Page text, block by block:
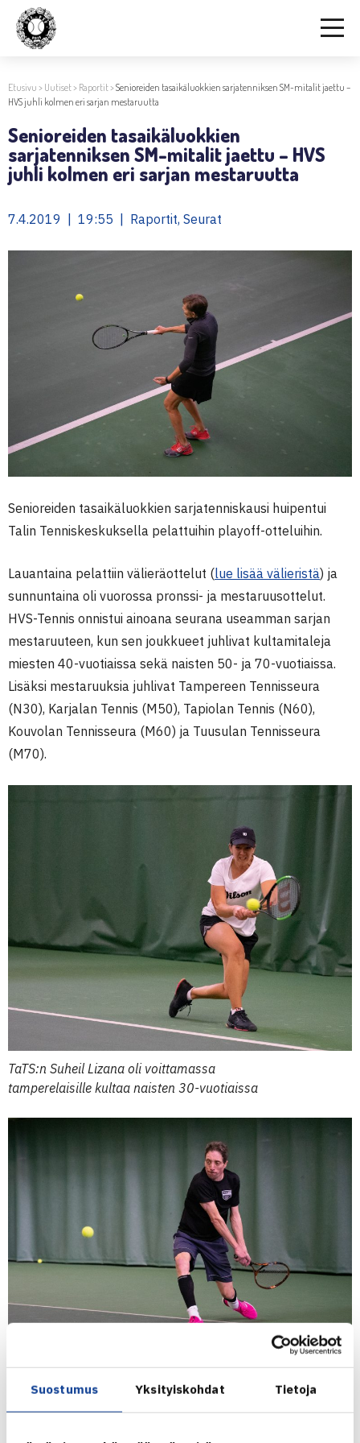
Suostumus Yksityiskohdat Tietoja
Etusivu > Uutiset> Raportit>Senioreiden tasaikäluokkien sarjatenniksen SM-mitalit jaettu –
HVS juhli kolmen eri sarjan mestaruutta
Senioreiden tasaikäluokkien
sarjatenniksen SM-mitalit jaettu – HVS
juhli kolmen eri sarjan mestaruutta
7.4.2019 | 19:55 | Raportit, Seurat
Senioreiden tasaikäluokkien sarjatenniskausi huipentui
Talin Tenniskeskuksella pelattuihin playoff-otteluihin.
Lauantaina pelattiin välieräottelut (lue lisää välieristä) ja
sunnuntaina oli vuorossa pronssi- ja mestaruusottelut.
HVS-Tennis onnistui ainoana seurana useamman sarjan
mestaruuteen, kun sen joukkueet juhlivat kultamitaleja
miesten 40-vuotiaissa sekä naisten 50- ja 70-vuotiaissa.
Lisäksi mestaruuksia juhlivat Tampereen Tennisseura
(N30), Karjalan Tennis (M50), Tapiolan Tennis (N60),
Kouvolan Tennisseura (M60) ja Tuusulan Tennisseura
(M70).
TaTS:n Suheil Lizana oli voittamassa
tamperelaisille kultaa naisten 30-vuotiaissa
joensuulaisille kultaa miesten 50-vuotiaissa